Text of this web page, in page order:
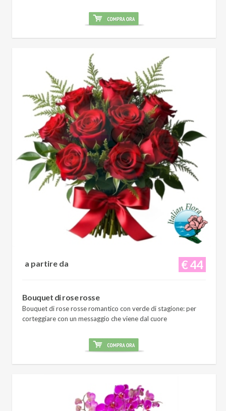
€ 44
a partire da
Bouquet di rose rosse
Bouquet di rose rosse romantico con verde di stagione: per
corteggiare con un messaggio che viene dal cuore